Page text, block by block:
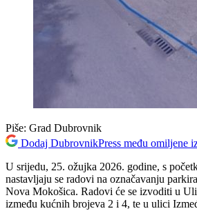
Piše: Grad Dubrovnik
Dodaj DubrovnikPress među omiljene
U srijedu, 25. ožujka 2026. godine, s
nastavljaju se radovi na označavanju
Nova Mokošica. Radovi će se izvoditi u
između kućnih brojeva 2 i 4, te u ulici